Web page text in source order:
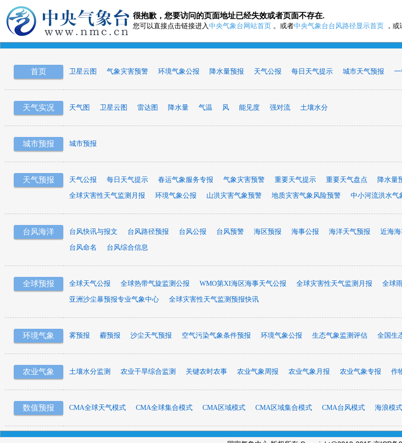
很抱歉，您要访问的页面地址已经失效或者页面不存在.
您可以直接点击链接进入 中央气象台网站首页 。或者中央气象台台风路径显示首页 ，或
首页 卫星云图 气象灾害预警 环境气象公报 降水量预报 天气公报 每日天气提示 城市天气预报
天气实况 天气图 卫星云图 雷达图 降水量 气温 风 能见度 强对流 土壤水分
城市预报 城市预报
天气预报 天气公报 每日天气提示 春运气象服务专报 气象灾害预警 重要天气提示 重要天气盘点 降水量
全球灾害性天气监测月报 环境气象公报 山洪灾害气象预警 地质灾害气象风险预警 中小河流洪水气
台风海洋 台风快讯与报文 台风路径预报 台风公报 台风预警 海区预报 海事公报 海洋天气预报 近海
台风命名 台风综合信息
全球预报 全球天气公报 全球热带气旋监测公报 WMO第XI海区海事天气公报 全球灾害性天气监测月报 全球
亚洲沙尘暴预报专业气象中心 全球灾害性天气监测预报快讯
环境气象 雾预报 霾预报 沙尘天气预报 空气污染气象条件预报 环境气象公报 生态气象监测评估 全国生
农业气象 土壤水分监测 农业干旱综合监测 关键农时农事 农业气象周报 农业气象月报 农业气象专报 作
数值预报 CMA全球天气模式 CMA全球集合模式 CMA区域模式 CMA区域集合模式 CMA台风模式 海浪模式